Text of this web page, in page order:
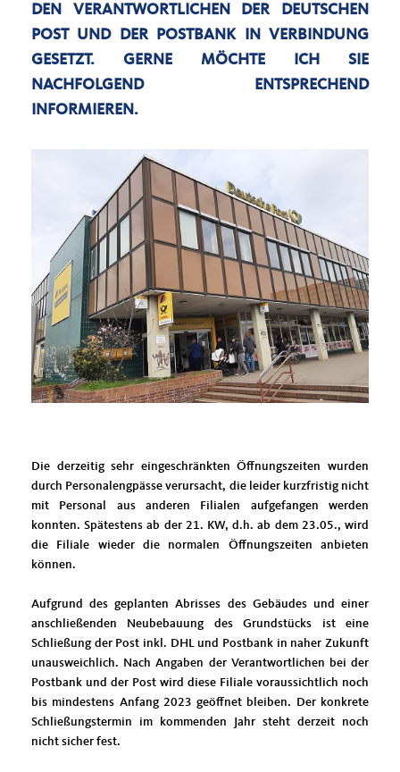
DEN VERANTWORTLICHEN DER DEUTSCHEN
POST UND DER POSTBANK IN VERBINDUNG
GESETZT. GERNE MÖCHTE ICH SIE
NACHFOLGEND ENTSPRECHEND
INFORMIEREN.
Die derzeitig sehr eingeschränkten Öffnungszeiten wurden
durch Personalengpässe verursacht, die leider kurzfristig nicht
mit Personal aus anderen Filialen aufgefangen werden
konnten. Spätestens ab der 21. KW, d.h. ab dem 23.05., wird
die Filiale wieder die normalen Öffnungszeiten anbieten
können.
Aufgrund des geplanten Abrisses des Gebäudes und einer
anschließenden Neubebauung des Grundstücks ist eine
Schließung der Post inkl. DHL und Postbank in naher Zukunft
unausweichlich. Nach Angaben der Verantwortlichen bei der
Postbank und der Post wird diese Filiale voraussichtlich noch
bis mindestens Anfang 2023 geöffnet bleiben. Der konkrete
Schließungstermin im kommenden Jahr steht derzeit noch
nicht sicher fest.